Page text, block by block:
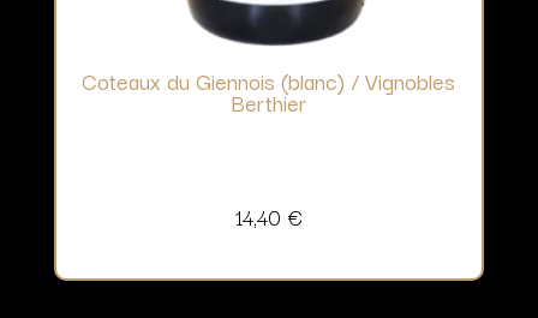
Coteaux du Giennois (blanc) / Vignobles
Berthier
14,40 €